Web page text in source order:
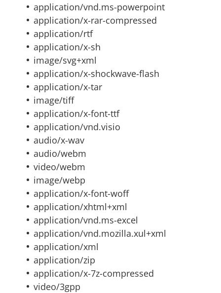
application/vnd.ms-powerpoint
application/x-rar-compressed
application/rtf
application/x-sh
image/svg+xml
application/x-shockwave-flash
application/x-tar
image/tiff
application/x-font-ttf
application/vnd.visio
audio/x-wav
audio/webm
video/webm
image/webp
application/x-font-woff
application/xhtml+xml
application/vnd.ms-excel
application/vnd.mozilla.xul+xml
application/xml
application/zip
application/x-7z-compressed
video/3gpp